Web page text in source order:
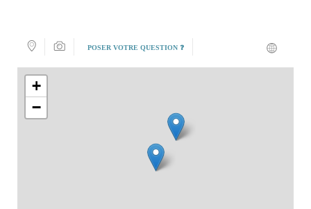
POSER VOTRE QUESTION ❓
+
−